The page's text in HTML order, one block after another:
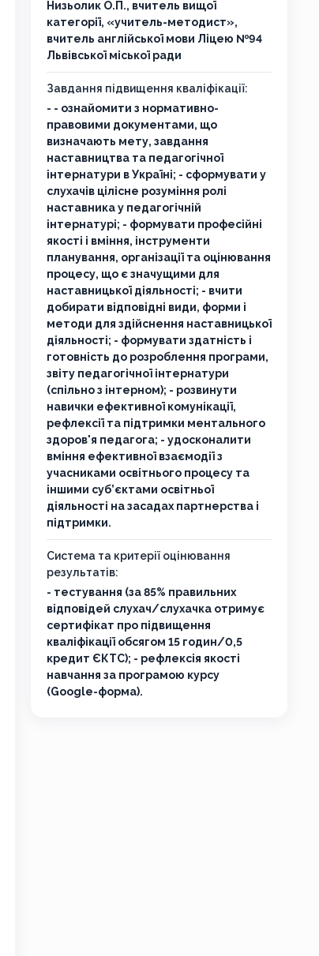
Низьолик О.П., вчитель вищої
категорії, «учитель-методист»,
вчитель англійської мови Ліцею №94
Львівської міської ради
Завдання підвищення кваліфікації:
- - ознайомити з нормативно-
правовими документами, що
визначають мету, завдання
наставництва та педагогічної
інтернатури в Україні; - сформувати у
слухачів цілісне розуміння ролі
наставника у педагогічній
інтернатурі; - формувати професійні
якості і вміння, інструменти
планування, організації та оцінювання
процесу, що є значущими для
наставницької діяльності; - вчити
добирати відповідні види, форми і
методи для здійснення наставницької
діяльності; - формувати здатність і
готовність до розроблення програми,
звіту педагогічної інтернатури
(спільно з інтерном); - розвинути
навички ефективної комунікації,
рефлексії та підтримки ментального
здоров'я педагога; - удосконалити
вміння ефективної взаємодії з
учасниками освітнього процесу та
іншими суб’єктами освітньої
діяльності на засадах партнерства і
підтримки.
Система та критерії оцінювання
результатів:
- тестування (за 85% правильних
відповідей слухач/слухачка отримує
сертифікат про підвищення
кваліфікації обсягом 15 годин/0,5
кредит ЄКТС); - рефлексія якості
навчання за програмою курсу
(Google-форма).